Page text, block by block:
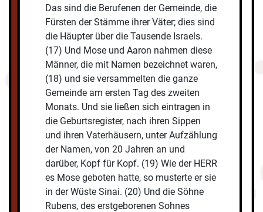
Das sind die Berufenen der Gemeinde, die
Fürsten der Stämme ihrer Väter; dies sind
die Häupter über die Tausende Israels.
(17) Und Mose und Aaron nahmen diese
Männer, die mit Namen bezeichnet waren,
(18) und sie versammelten die ganze
Gemeinde am ersten Tag des zweiten
Monats. Und sie ließen sich eintragen in
die Geburtsregister, nach ihren Sippen
und ihren Vaterhäusern, unter Aufzählung
der Namen, von 20 Jahren an und
darüber, Kopf für Kopf. (19) Wie der HERR
es Mose geboten hatte, so musterte er sie
in der Wüste Sinai. (20) Und die Söhne
Rubens, des erstgeborenen Sohnes